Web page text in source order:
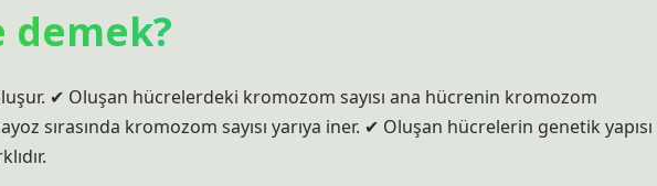
demek?
✔ Oluşan hücrelerdeki kromozom sayısı ana hücrenin kromozom
sırasında kromozom sayısı yarıya iner. ✔ Oluşan hücrelerin genetik yapısı